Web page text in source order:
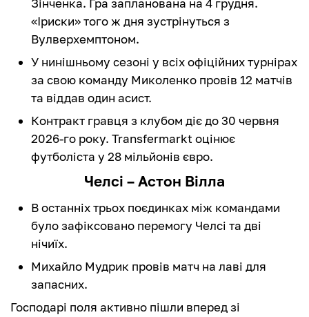
Зінченка. Гра запланована на 4 грудня.
«Іриски‎» того ж дня зустрінуться з
Вулверхемптоном.
У нинішньому сезоні у всіх офіційних турнірах
за свою команду Миколенко провів 12 матчів
та віддав один асист.
Контракт гравця з клубом діє до 30 червня
2026-го року. Transfermarkt оцінює
футболіста у 28 мільйонів євро.
Челсі – Астон Вілла
В останніх трьох поєдинках між командами
було зафіксовано перемогу Челсі та дві
нічиїх.
Михайло Мудрик провів матч на лаві для
запасних.
Господарі поля активно пішли вперед зі